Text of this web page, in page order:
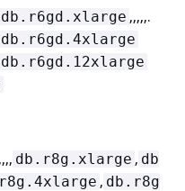
db.r6gd.xlarge ,,,,,.
db.r6gd.4xlarge
db.r6gd.12xlarge
,,,, db.r8g.xlarge , db
, db.r8g